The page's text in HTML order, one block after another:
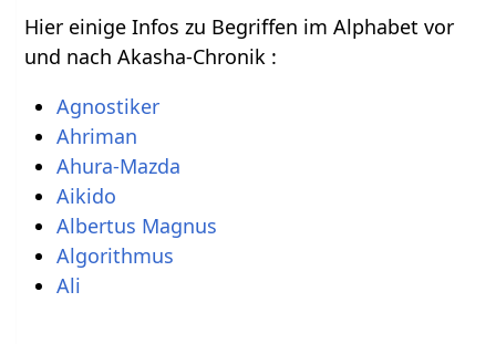
Hier einige Infos zu Begriffen im Alphabet vor
und nach Akasha-Chronik :
Agnostiker
Ahriman
Ahura-Mazda
Aikido
Albertus Magnus
Algorithmus
Ali